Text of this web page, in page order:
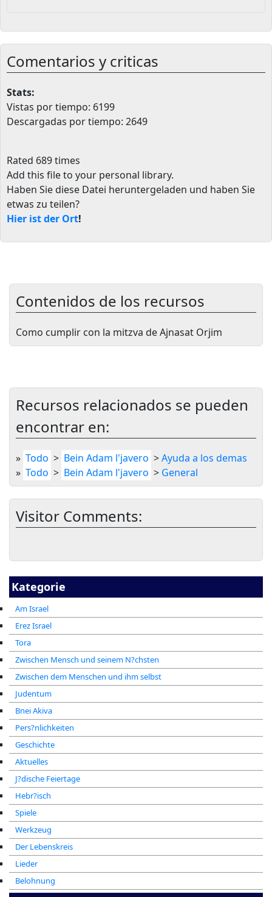
Kategorie
Am Israel
Erez Israel
Tora
Zwischen Mensch und seinem N?chsten
Zwischen dem Menschen und ihm selbst
Judentum
Bnei Akiva
Pers?nlichkeiten
Geschichte
Aktuelles
J?dische Feiertage
Hebr?isch
Spiele
Werkzeug
Der Lebenskreis
Lieder
Belohnung
Comentarios y criticas
Stats:
Vistas por tiempo: 6199
Descargadas por tiempo: 2649
Rated 689 times
Add this file to your personal library.
Haben Sie diese Datei heruntergeladen und haben Sie
etwas zu teilen?
Hier ist der Ort!
Contenidos de los recursos
Como cumplir con la mitzva de Ajnasat Orjim
Recursos relacionados se pueden
encontrar en:
» Todo > Bein Adam l'javero >Ayuda a los demas
» Todo > Bein Adam l'javero > General
Visitor Comments: